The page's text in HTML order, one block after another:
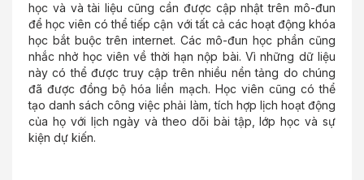
học và và tài liệu cũng cần được cập nhật trên mô-đun
để học viên có thể tiếp cận với tất cả các hoạt động khóa
học bắt buộc trên internet. Các mô-đun học phần cũng
nhắc nhở học viên về thời hạn nộp bài. Vì những dữ liệu
này có thể được truy cập trên nhiều nền tảng do chúng
đã được đồng bộ hóa liền mạch. Học viên cũng có thể
tạo danh sách công việc phải làm, tích hợp lịch hoạt động
của họ với lịch ngày và theo dõi bài tập, lớp học và sự
kiện dự kiến.